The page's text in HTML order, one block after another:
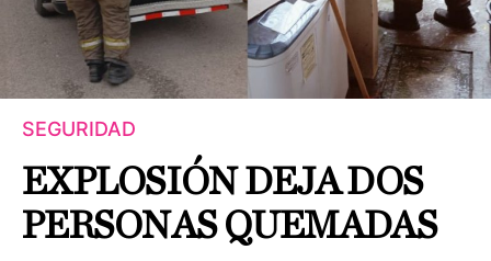
SEGURIDAD
EXPLOSIÓN DEJA DOS
PERSONAS QUEMADAS